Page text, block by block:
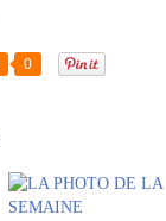
0